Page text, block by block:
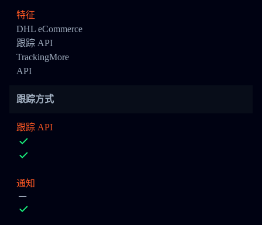
特征
DHL eCommerce
跟踪 API
TrackingMore
API
跟踪方式
跟踪 API
通知